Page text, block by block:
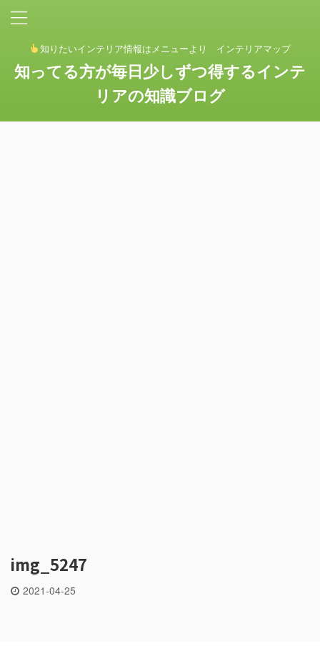
知りたいインテリア情報はメニューより インテリアマップ
知ってる方が毎日少しずつ得するインテ
リアの知識ブログ
img_5247
2021-04-25